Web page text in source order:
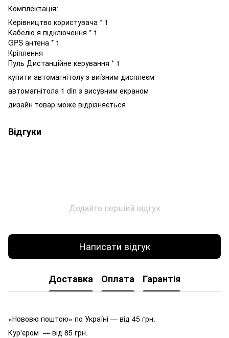
Комплектація:
Керівництво користувача * 1
Кабелю я підключення * 1
GPS антена * 1
Кріплення
Пуль Дистанційне керування * 1
купити автомагнітолу з виїзним дисплеєм
автомагнітола 1 din з висувним екраном
дизайн товар може відрізняється
Відгуки
Додайте перший відгук
Написати відгук
Доставка Оплата Гарантія
«Нововю поштою» по Україні — від 45 грн.
Кур'єром — від 85 грн.